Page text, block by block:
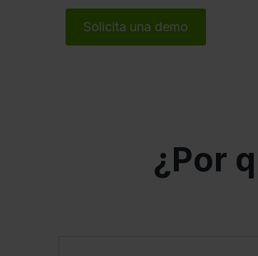
Solicita una demo
¿Por